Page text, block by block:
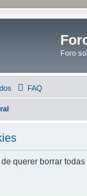
Foro
FAQ
querer borrar